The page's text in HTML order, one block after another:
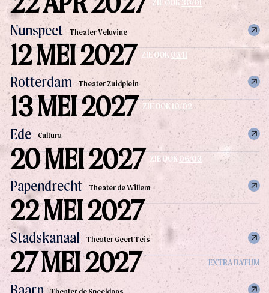
Nunspeet Theater Veluvine
ZIE OOK30/01
Rotterdam Theater Zuidplein
ZIE OOK05/11
12 MEI 2027
Ede Cultura
ZIE OOK10/02
13 MEI 2027
Papendrecht Theater de Willem
ZIE OOK06/03
20 MEI 2027
Stadskanaal Theater Geert Teis
22 MEI 2027
EXTRA DATUM
Baarn Theater de Speeldoos
27 MEI 2027